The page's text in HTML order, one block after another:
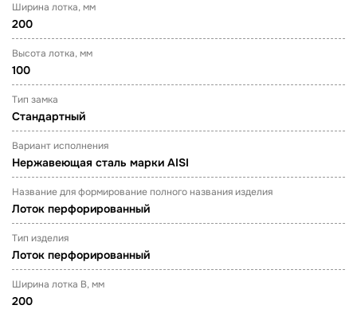
Ширина лотка, мм
200
Высота лотка, мм
100
Тип замка
Стандартный
Вариант исполнения
Нержавеющая сталь марки AISI
Название для формирование полного названия изделия
Лоток перфорированный
Тип изделия
Лоток перфорированный
Ширина лотка B, мм
200